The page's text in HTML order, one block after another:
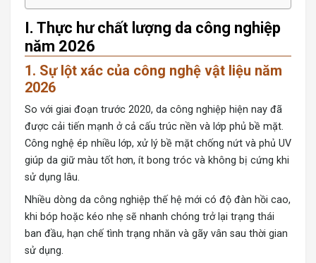
I. Thực hư chất lượng da công nghiệp
năm 2026
1. Sự lột xác của công nghệ vật liệu năm
2026
So với giai đoạn trước 2020, da công nghiệp hiện nay đã
được cải tiến mạnh ở cả cấu trúc nền và lớp phủ bề mặt.
Công nghệ ép nhiều lớp, xử lý bề mặt chống nứt và phủ UV
giúp da giữ màu tốt hơn, ít bong tróc và không bị cứng khi
sử dụng lâu.
Nhiều dòng da công nghiệp thế hệ mới có độ đàn hồi cao,
khi bóp hoặc kéo nhẹ sẽ nhanh chóng trở lại trạng thái
ban đầu, hạn chế tình trạng nhăn và gãy vân sau thời gian
sử dụng.